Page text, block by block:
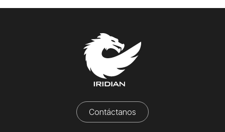
Contáctanos